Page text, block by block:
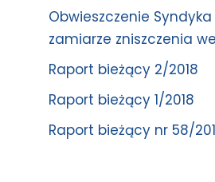
Obwieszczenie
zamiarze zniszczenia
Raport bieżący 2/2018
Raport bieżący 1/2018
Raport bieżący nr 58/